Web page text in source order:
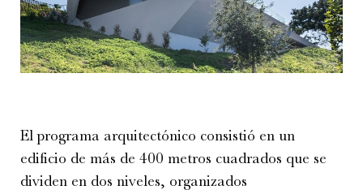
El programa arquitectónico consistió en un
edificio de más de 400 metros cuadrados que se
dividen en dos niveles, organizados